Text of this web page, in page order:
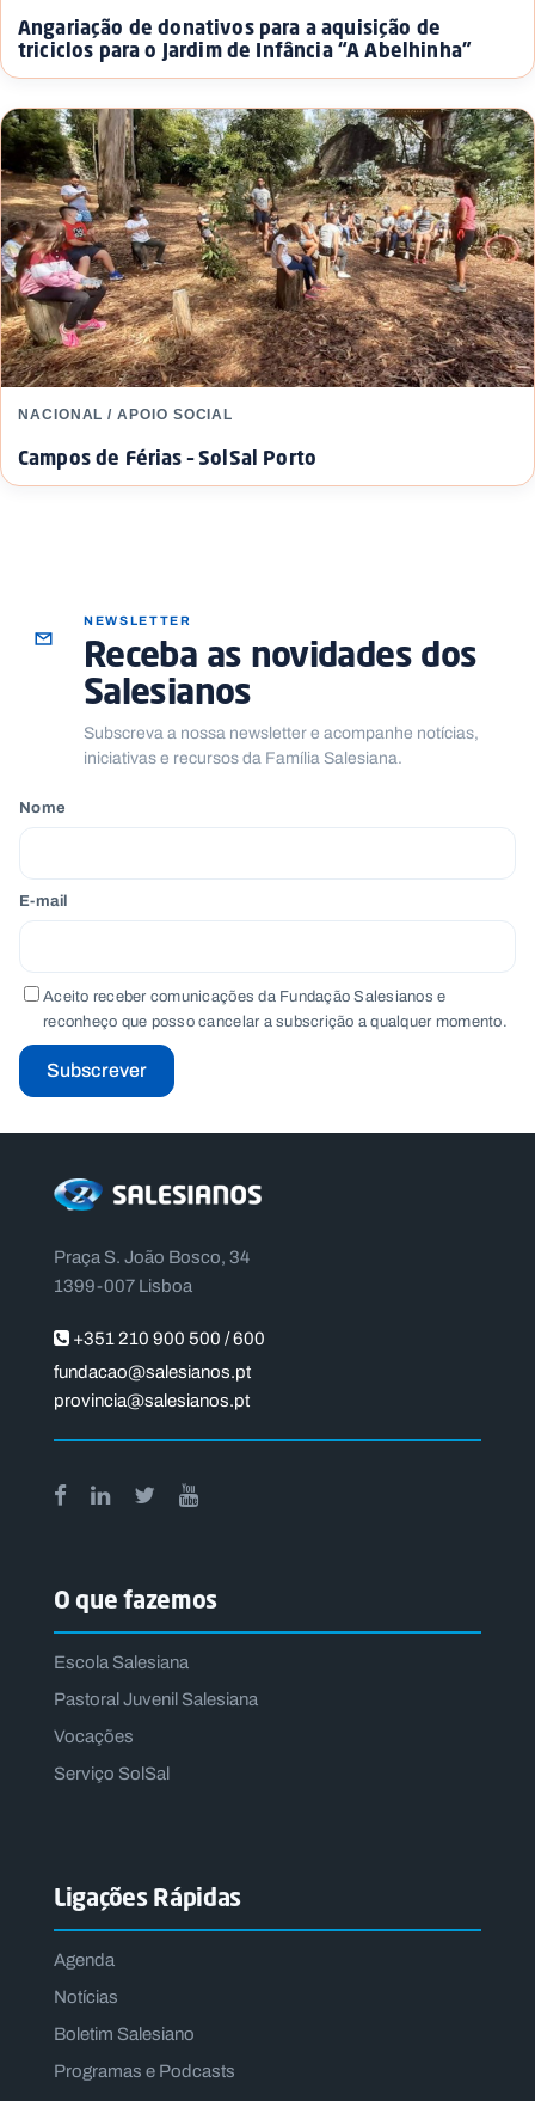
Angariação de donativos para a aquisição de
triciclos para o Jardim de Infância “A Abelhinha”
NACIONAL / APOIO SOCIAL
Campos de Férias – SolSal Porto
NEWSLETTER
Receba as novidades dos
Salesianos
Subscreva a nossa newsletter e acompanhe notícias,
iniciativas e recursos da Família Salesiana.
Nome
E-mail
Aceito receber comunicações da Fundação Salesianos e
reconheço que posso cancelar a subscrição a qualquer momento.
Subscrever
Praça S. João Bosco, 34
1399-007 Lisboa
+351 210 900 500 / 600
fundacao@salesianos.pt
provincia@salesianos.pt
O que fazemos
Escola Salesiana
Pastoral Juvenil Salesiana
Vocações
Serviço SolSal
Ligações Rápidas
Agenda
Notícias
Boletim Salesiano
Programas e Podcasts